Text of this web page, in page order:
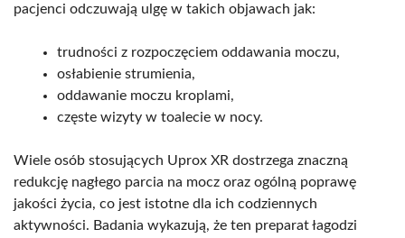
pacjenci odczuwają ulgę w takich objawach jak:
trudności z rozpoczęciem oddawania moczu,
osłabienie strumienia,
oddawanie moczu kroplami,
częste wizyty w toalecie w nocy.
Wiele osób stosujących Uprox XR dostrzega znaczną
redukcję nagłego parcia na mocz oraz ogólną poprawę
jakości życia, co jest istotne dla ich codziennych
aktywności. Badania wykazują, że ten preparat łagodzi